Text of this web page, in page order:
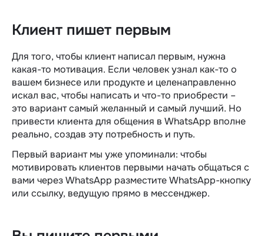
Клиент пишет первым
Для того, чтобы клиент написал первым, нужна
какая-то мотивация. Если человек узнал как-то о
вашем бизнесе или продукте и целенаправленно
искал вас, чтобы написать и что-то приобрести –
это вариант самый желанный и самый лучший. Но
привести клиента для общения в WhatsApp вполне
реально, создав эту потребность и путь.
Первый вариант мы уже упоминали: чтобы
мотивировать клиентов первыми начать общаться с
вами через WhatsApp разместите WhatsApp-кнопку
или ссылку, ведущую прямо в мессенджер.